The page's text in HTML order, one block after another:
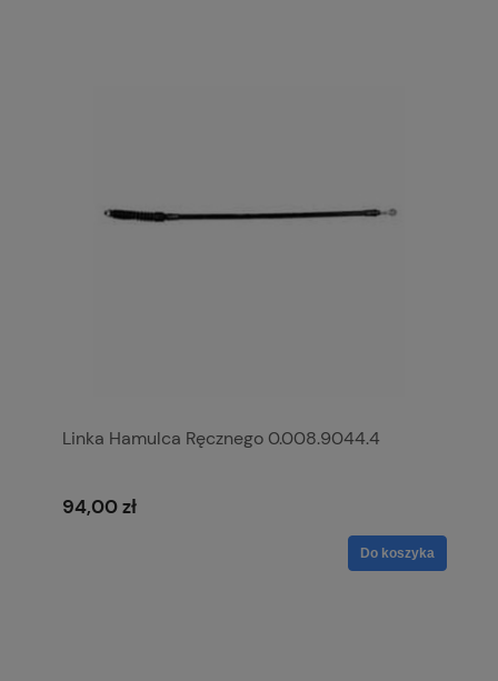
Linka Hamulca Ręcznego 0.008.9044.4
94,00 zł
Do koszyka